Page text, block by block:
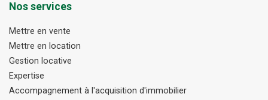
Nos services
Mettre en vente
Mettre en location
Gestion locative
Expertise
Accompagnement à l'acquisition d'immobilier